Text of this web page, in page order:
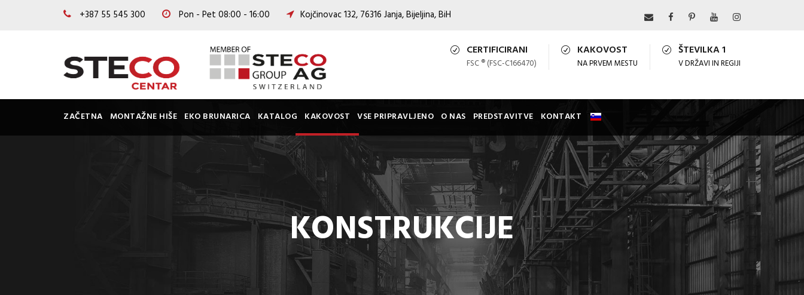
+387 55 545 300 Pon - Pet 08:00 - 16:00 Kojčinovac 132, 76316 Janja, Bijeljina, BiH
CERTIFICIRANI
FSC ® (FSC-C166470)
KAKOVOST
NA PRVEM MESTU
ŠTEVILKA 1
V DRŽAVI IN ​​REGIJI
ZAČETNA MONTAŽNE HIŠE EKO BRUNARICA KATALOG KAKOVOST VSE PRIPRAVLJENO O NAS PREDSTAVITVE KONTAKT
KONSTRUKCIJE